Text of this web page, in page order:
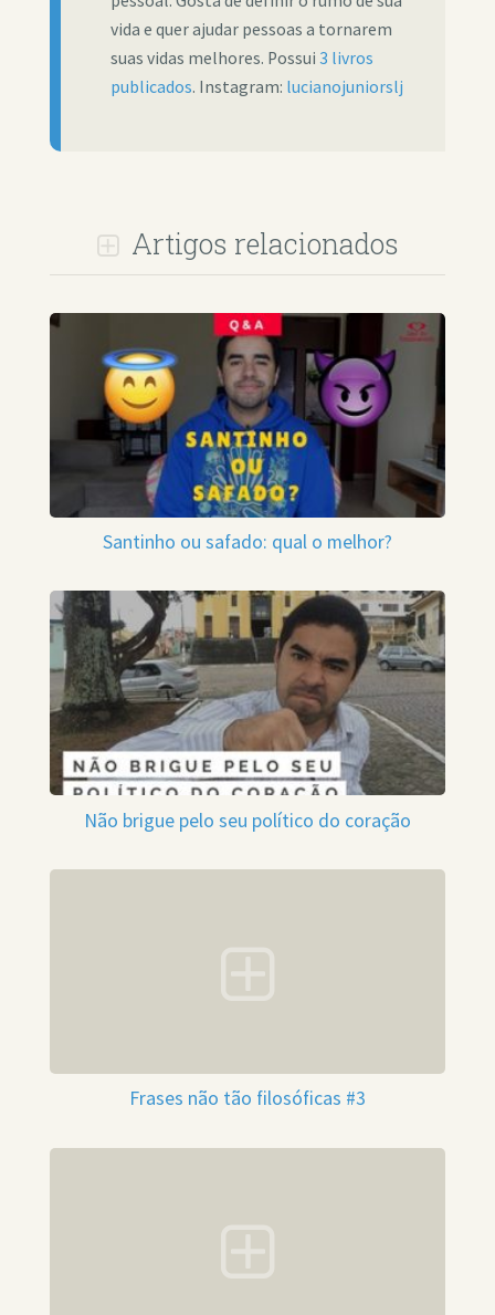
vida e quer ajudar pessoas a tornarem
suas vidas melhores. Possui 3 livros
publicados. Instagram: lucianojuniorslj
Artigos relacionados
Santinho ou safado: qual o melhor?
Não brigue pelo seu político do coração
Frases não tão filosóficas #3